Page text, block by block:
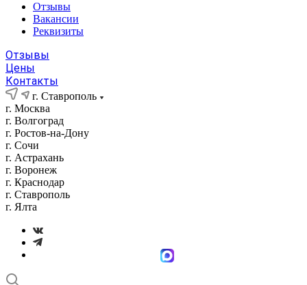
Отзывы
Вакансии
Реквизиты
Отзывы
Цены
Контакты
г. Ставрополь
г. Москва
г. Волгоград
г. Ростов-на-Дону
г. Сочи
г. Астрахань
г. Воронеж
г. Краснодар
г. Ставрополь
г. Ялта